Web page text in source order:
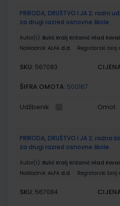
PRIRODA, DRUŠTVO I JA 2; radni
za drugi razred osnovne škole
Autor(i): Bulić Kralj Križanić Hlad
Nakladnik: ALFA d.d. Registarski
SKU: 567083
ŠIFRA OMOTA: 500167
Udžbenik Omot
PRIRODA, DRUŠTVO I JA 2;
za drugi razred osnovne škole
Autor(i): Bulić Kralj Križanić Hlad
Nakladnik: ALFA d.d. Registarski
SKU: 567084